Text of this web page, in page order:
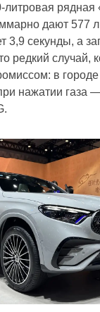
литровая рядная
дают 577
3,9 секунды, а
редкий случай,
в
нажатии газа